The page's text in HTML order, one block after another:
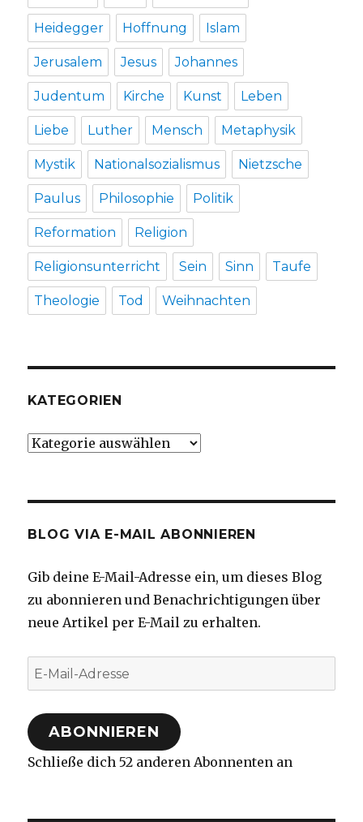
Heidegger Hoffnung Islam
Jerusalem Jesus Johannes
Judentum Kirche Kunst Leben
Liebe Luther Mensch Metaphysik
Mystik Nationalsozialismus Nietzsche
Paulus Philosophie Politik
Reformation Religion
Religionsunterricht Sein Sinn Taufe
Theologie Tod Weihnachten
KATEGORIEN
Kategorien
BLOG VIA E-MAIL ABONNIEREN
Gib deine E-Mail-Adresse ein, um dieses Blog
zu abonnieren und Benachrichtigungen über
neue Artikel per E-Mail zu erhalten.
E-
Mail-
Adresse
ABONNIEREN
Schließe dich 52 anderen Abonnenten an